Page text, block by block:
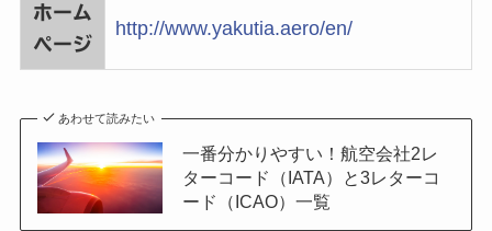
ホーム
ページ
http://www.yakutia.aero/en/
あわせて読みたい
一番分かりやすい！航空会社2レ
ターコード（IATA）と3レターコ
ード（ICAO）一覧